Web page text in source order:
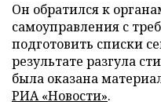
Он обратился к
самоуправления с
подготовить списки
результате разгула
была оказана
РИА «Новости».